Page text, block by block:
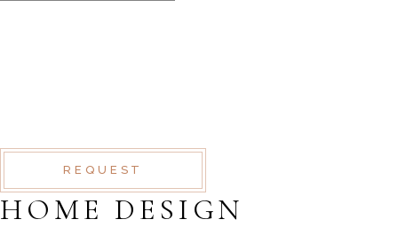
REQUEST
HOME DESIGN